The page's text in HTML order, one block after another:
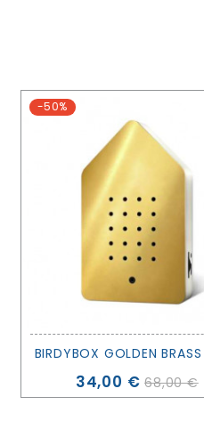
-50%
Prezzo
34,00 € 68,00 €